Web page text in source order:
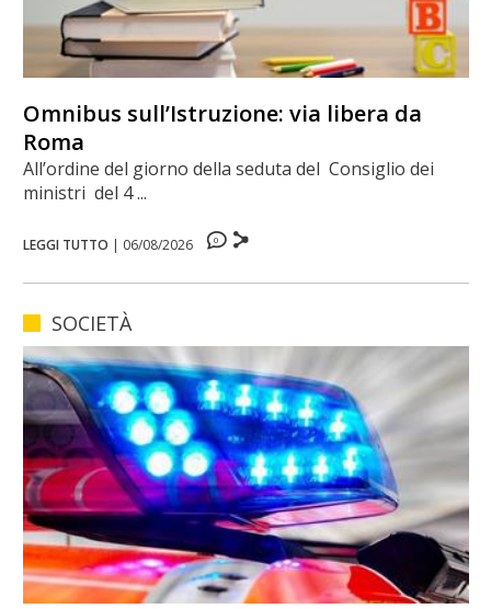
Omnibus sull’Istruzione: via libera da
Roma
All’ordine del giorno della seduta del Consiglio dei
ministri del 4 ...
LEGGI TUTTO | 06/08/2026 0
SOCIETÀ